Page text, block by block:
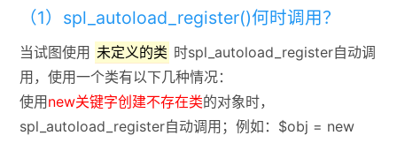
（1）spl_autoload_register()何时调用？
当试图使用 未定义的类 时spl_autoload_register自动调
用，使用一个类有以下几种情况：
使用new关键字创建不存在类的对象时，
spl_autoload_register自动调用；例如：$obj = new